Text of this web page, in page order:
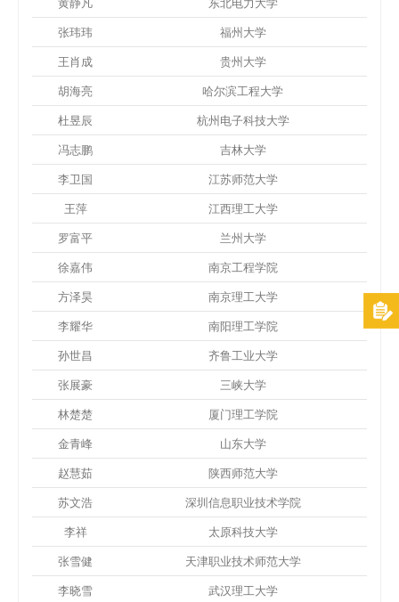
张玮玮
福州大学
王肖成
贵州大学
胡海亮
哈尔滨工程大学
杜昱辰
杭州电子科技大学
冯志鹏
吉林大学
李卫国
江苏师范大学
王萍
江西理工大学
罗富平
兰州大学
徐嘉伟
南京工程学院
方泽昊
南京理工大学
李耀华
南阳理工学院
孙世昌
齐鲁工业大学
张展豪
三峡大学
林楚楚
厦门理工学院
金青峰
山东大学
赵慧茹
陕西师范大学
苏文浩
深圳信息职业技术学院
李祥
太原科技大学
张雪健
天津职业技术师范大学
李晓雪
武汉理工大学